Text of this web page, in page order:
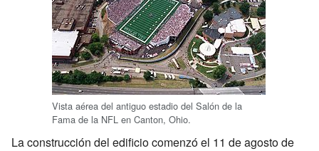
Vista aérea del antiguo estadio del Salón de la
Fama de la NFL en Canton, Ohio.
La construcción del edificio comenzó el 11 de agosto de